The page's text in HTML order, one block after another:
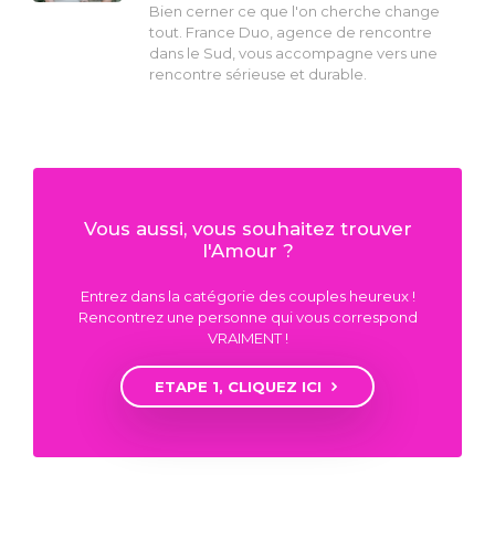
Bien cerner ce que l'on cherche change
tout. France Duo, agence de rencontre
dans le Sud, vous accompagne vers une
rencontre sérieuse et durable.
Vous aussi, vous souhaitez trouver
l'Amour ?
Entrez dans la catégorie des couples heureux !
Rencontrez une personne qui vous correspond
VRAIMENT !
ETAPE 1, CLIQUEZ ICI